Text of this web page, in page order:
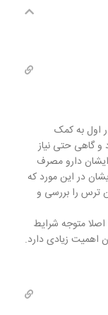
اول به کمک
گاهی حتی نیاز
دارو مصرف
در این مورد که
ترس را بررسی و
اصلا متوجه شرایط
اهمیت زیادی دارد.